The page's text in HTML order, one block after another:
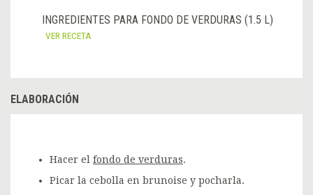
INGREDIENTES PARA FONDO DE VERDURAS (1.5 L)
VER RECETA
ELABORACIÓN
Hacer el fondo de verduras.
Picar la cebolla en brunoise y pocharla.